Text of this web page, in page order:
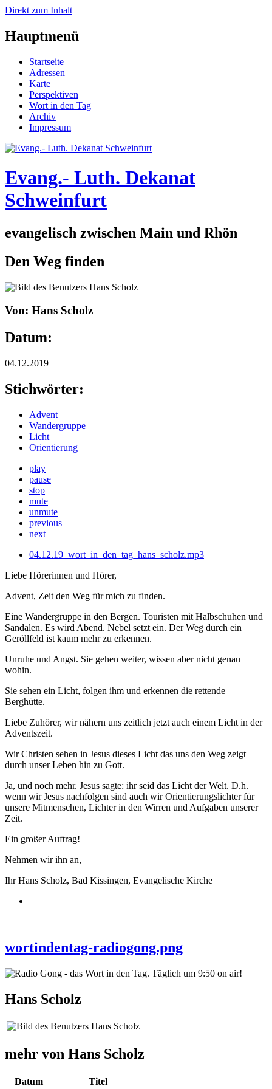
Direkt zum Inhalt
Hauptmenü
Startseite
Adressen
Karte
Perspektiven
Wort in den Tag
Archiv
Impressum
Evang.- Luth. Dekanat
Schweinfurt
evangelisch zwischen Main und Rhön
Den Weg finden
Von: Hans Scholz
Datum:
04.12.2019
Stichwörter:
Advent
Wandergruppe
Licht
Orientierung
play
pause
stop
mute
unmute
previous
next
04.12.19_wort_in_den_tag_hans_scholz.mp3
Liebe Hörerinnen und Hörer,
Advent, Zeit den Weg für mich zu finden.
Eine Wandergruppe in den Bergen. Touristen mit Halbschuhen und
Sandalen. Es wird Abend. Nebel setzt ein. Der Weg durch ein
Geröllfeld ist kaum mehr zu erkennen.
Unruhe und Angst. Sie gehen weiter, wissen aber nicht genau
wohin.
Sie sehen ein Licht, folgen ihm und erkennen die rettende
Berghütte.
Liebe Zuhörer, wir nähern uns zeitlich jetzt auch einem Licht in der
Adventszeit.
Wir Christen sehen in Jesus dieses Licht das uns den Weg zeigt
durch unser Leben hin zu Gott.
Ja, und noch mehr. Jesus sagte: ihr seid das Licht der Welt. D.h.
wenn wir Jesus nachfolgen sind auch wir Orientierungslichter für
unsere Mitmenschen, Lichter in den Wirren und Aufgaben unserer
Zeit.
Ein großer Auftrag!
Nehmen wir ihn an,
Ihr Hans Scholz, Bad Kissingen, Evangelische Kirche
wortindentag-radiogong.png
Hans Scholz
mehr von Hans Scholz
Datum Titel